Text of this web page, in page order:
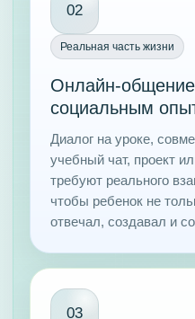
02
Реальная часть жизни
Онлайн-
социальным
Диалог на уроке,
учебный чат, проект
требуют реального
чтобы ребенок не
отвечал, создавал и
03